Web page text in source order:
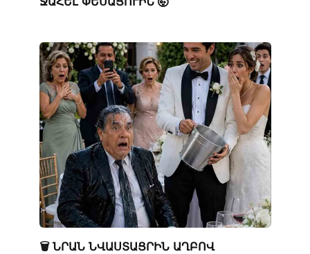
🗑️ ՆՐԱՆ ՆՎԱՍՏԱՑՐԻՆ ԱՂԲՈՎ